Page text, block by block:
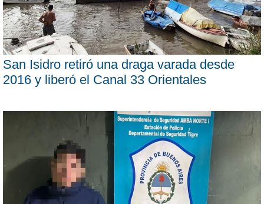
San Isidro retiró una draga varada desde
2016 y liberó el Canal 33 Orientales